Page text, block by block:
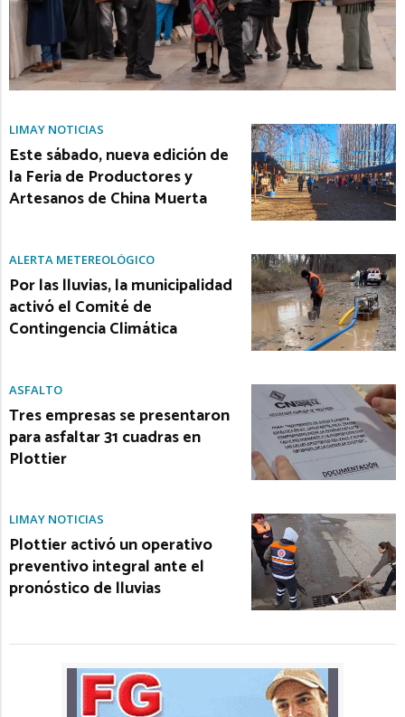
LIMAY NOTICIAS
Este sábado, nueva edición de
la Feria de Productores y
Artesanos de China Muerta
ALERTA METEREOLÓGICO
Por las lluvias, la municipalidad
activó el Comité de
Contingencia Climática
ASFALTO
Tres empresas se presentaron
para asfaltar 31 cuadras en
Plottier
LIMAY NOTICIAS
Plottier activó un operativo
preventivo integral ante el
pronóstico de lluvias